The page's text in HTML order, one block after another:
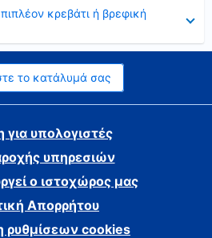
κρεβάτι ή βρεφική
το κατάλυμά σας
υπολογιστές
υπηρεσιών
ο ιστοχώρος μας
Απορρήτου
ρυθμίσεων cookies